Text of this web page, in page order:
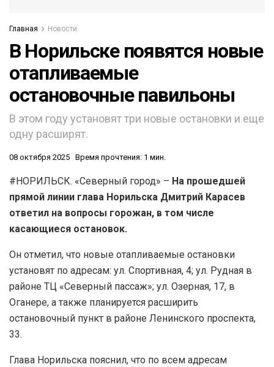
Главная Новости
В Норильске появятся новые
отапливаемые
остановочные павильоны
В этом году установят три новые остановки и еще
одну расширят.
08 октября 2025 Время прочтения: 1 мин.
#НОРИЛЬСК. «Северный город» – На прошедшей
прямой линии глава Норильска Дмитрий Карасев
ответил на вопросы горожан, в том числе
касающиеся остановок.
Он отметил, что новые отапливаемые остановки
установят по адресам: ул. Спортивная, 4; ул. Рудная в
районе ТЦ «Северный пассаж»; ул. Озерная, 17, в
Оганере, а также планируется расширить
остановочный пункт в районе Ленинского проспекта,
33.
Глава Норильска пояснил, что по всем адресам